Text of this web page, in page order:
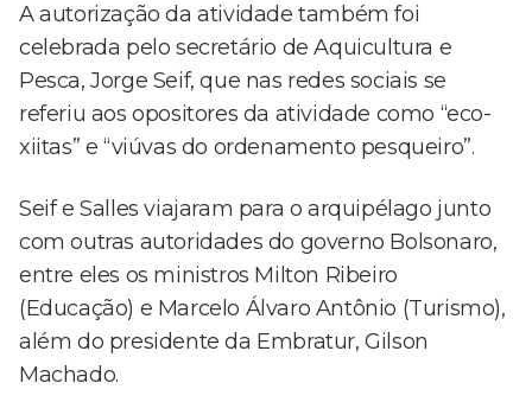
A autorização da atividade também foi
celebrada pelo secretário de Aquicultura e
Pesca, Jorge Seif, que nas redes sociais se
referiu aos opositores da atividade como “eco-
xiitas” e “viúvas do ordenamento pesqueiro”.
Seif e Salles viajaram para o arquipélago junto
com outras autoridades do governo Bolsonaro,
entre eles os ministros Milton Ribeiro
(Educação) e Marcelo Álvaro Antônio (Turismo),
além do presidente da Embratur, Gilson
Machado.